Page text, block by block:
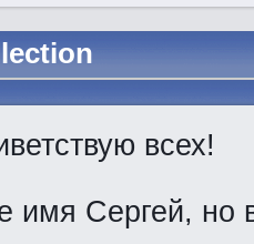
всех!
имя Сергей, но